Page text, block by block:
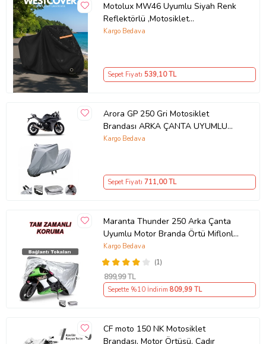
Motolux MW46 Uyumlu Siyah Renk
Reflektörlü ,Motosiklet
Brandası,Motor Branda Motor
Kargo Bedava
Sepet Fiyatı 539,10 TL
Arora GP 250 Gri Motosiklet
Brandası ARKA ÇANTA UYUMLU
DEĞİLDİR
Kargo Bedava
Sepet Fiyatı 711,00 TL
Maranta Thunder 250 Arka Çanta
Uyumlu Motor Branda Örtü Miflonlu
Premium 4 Mevsim Koruma Gri
(1)
Kargo Bedava
899,99 TL
Sepette %10 İndirim 809,99 TL
CF moto 150 NK Motosiklet
Brandası, Motor Örtüsü, Çadır